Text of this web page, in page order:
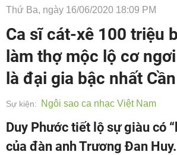
Thứ Ba, ngày 16/06/2020 18:09 PM
Ca sĩ cát-xê 100 triệu
làm thợ mộc lộ cơ
là đại gia bậc nhất
Sự kiện: Ngôi sao ca nhạc Việt Nam
Duy Phước tiết lộ sự giàu có
của đàn anh Trương Đan Huy.